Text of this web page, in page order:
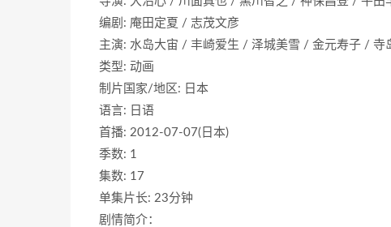
编剧: 庵田定夏 / 志茂文彦
主演: 水岛大宙 / 丰崎爱生 / 泽城美雪 / 金元寿子 / 寺
类型: 动画
制片国家/地区: 日本
语言: 日语
首播: 2012-07-07(日本)
季数: 1
集数: 17
单集片长: 23分钟
剧情简介：